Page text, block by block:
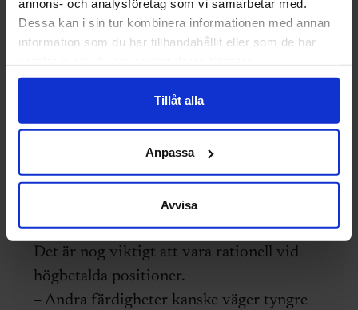
annons- och analysföretag som vi samarbetar med.
Dessa kan i sin tur kombinera informationen med annan
information som du har tillhandahållit eller som de har
Tillåt alla
Anpassa
Avvisa
04 mars 2023Svara
Affe
– Intelligenstester kanske inte är
tillräckliga för att mäta hela spektrumet av
– Rationalitet korrelerar inte
nödvändigtvis med intelligens (alla kan
inte använda sin intelligens under stress).
Det är nog viktigt att vara rationell vid
högbetalda positioner.
– Andra färdigheter kanske väger tyngre